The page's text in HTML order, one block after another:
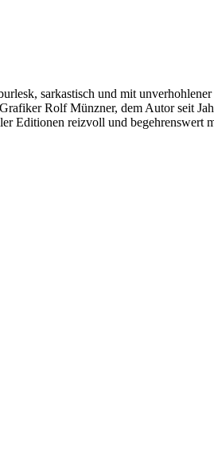
sarkastisch und mit
Rolf Münzner, dem Autor seit
Editionen reizvoll und begehrenswert